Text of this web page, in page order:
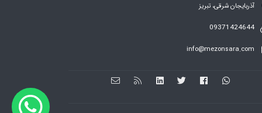
آذربایجان شرقی، تبریز
09371424644
info@mezonsara.com